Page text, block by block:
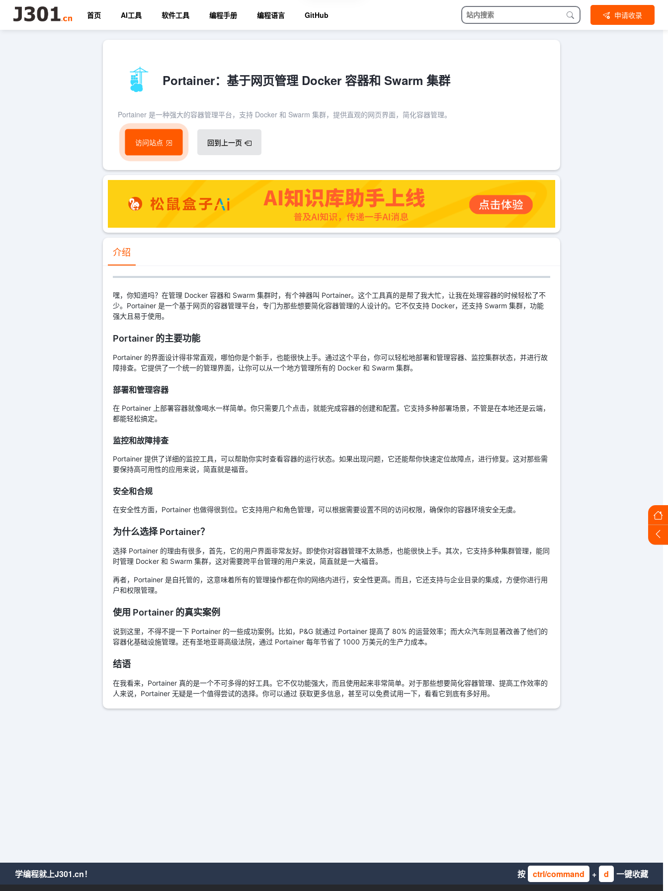
首页 AI工具 软件工具 编程手册 编程语言 GitHub 申请收录
Portainer：基于网页管理 Docker 容器和 Swarm 集群
Portainer 是一种强大的容器管理平台，支持 Docker 和 Swarm 集群，提供直观的网页界面，简化容器管理。
访问站点 回到上一页
介绍
嘿，你知道吗？在管理 Docker 容器和 Swarm 集群时，有个神器叫 Portainer。这个工具真的是帮了我大忙，让我在处理容器的时候轻松了不
少。Portainer 是一个基于网页的容器管理平台，专门为那些想要简化容器管理的人设计的。它不仅支持 Docker，还支持 Swarm 集群，功能
强大且易于使用。
Portainer 的主要功能
Portainer 的界面设计得非常直观，哪怕你是个新手，也能很快上手。通过这个平台，你可以轻松地部署和管理容器、监控集群状态，并进行故
障排查。它提供了一个统一的管理界面，让你可以从一个地方管理所有的 Docker 和 Swarm 集群。
部署和管理容器
在 Portainer 上部署容器就像喝水一样简单。你只需要几个点击，就能完成容器的创建和配置。它支持多种部署场景，不管是在本地还是云端，
都能轻松搞定。
监控和故障排查
Portainer 提供了详细的监控工具，可以帮助你实时查看容器的运行状态。如果出现问题，它还能帮你快速定位故障点，进行修复。这对那些需
要保持高可用性的应用来说，简直就是福音。
安全和合规
在安全性方面，Portainer 也做得很到位。它支持用户和角色管理，可以根据需要设置不同的访问权限，确保你的容器环境安全无虞。
为什么选择 Portainer？
选择 Portainer 的理由有很多，首先，它的用户界面非常友好。即使你对容器管理不太熟悉，也能很快上手。其次，它支持多种集群管理，能同
时管理 Docker 和 Swarm 集群，这对需要跨平台管理的用户来说，简直就是一大福音。
再者，Portainer 是自托管的，这意味着所有的管理操作都在你的网络内进行，安全性更高。而且，它还支持与企业目录的集成，方便你进行用
户和权限管理。
使用 Portainer 的真实案例
说到这里，不得不提一下 Portainer 的一些成功案例。比如，P&G 就通过 Portainer 提高了 80% 的运营效率；而大众汽车则显著改善了他们的
容器化基础设施管理。还有圣地亚哥高级法院，通过 Portainer 每年节省了 1000 万美元的生产力成本。
结语
在我看来，Portainer 真的是一个不可多得的好工具。它不仅功能强大，而且使用起来非常简单。对于那些想要简化容器管理、提高工作效率的
人来说，Portainer 无疑是一个值得尝试的选择。你可以通过 获取更多信息，甚至可以免费试用一下，看看它到底有多好用。
学编程就上J301.cn！ 按 ctrl/command + d 一键收藏